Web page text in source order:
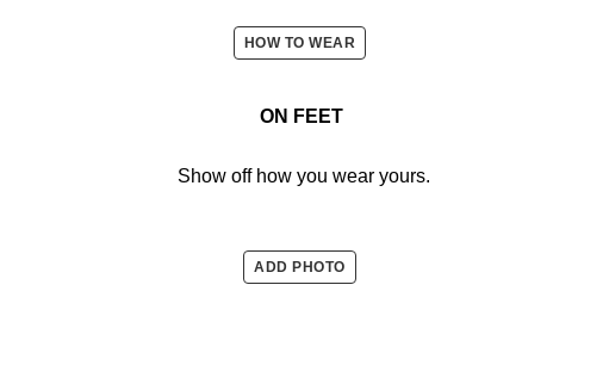
HOW TO WEAR
ON FEET
Show off how you wear yours.
ADD PHOTO